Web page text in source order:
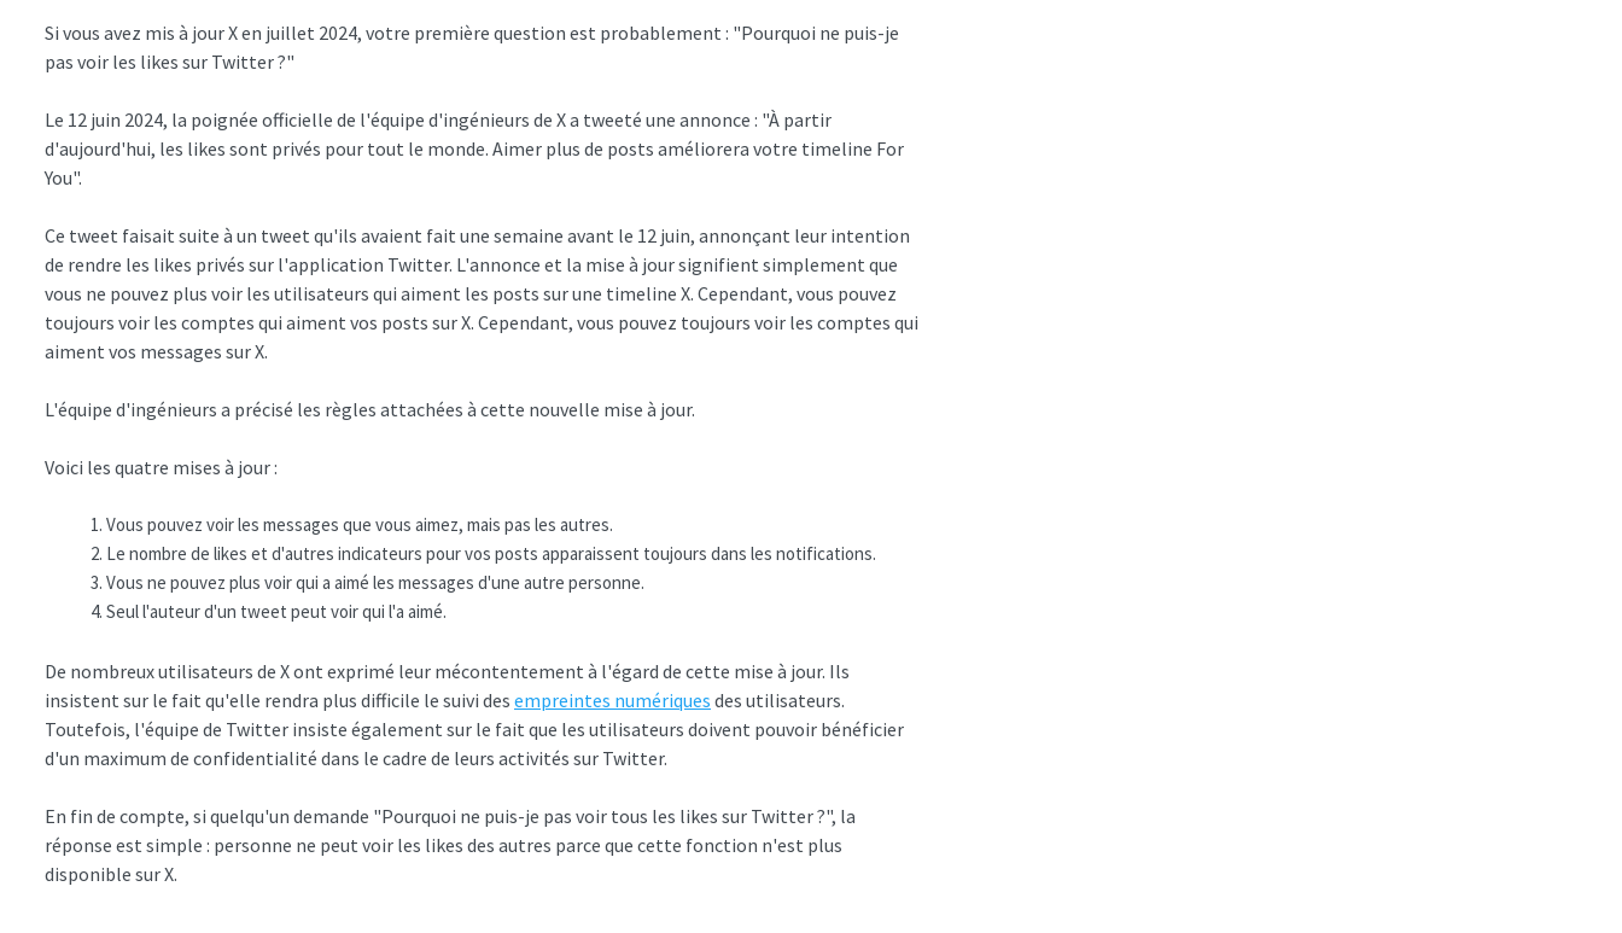
Si vous avez mis à jour X en juillet 2024, votre première question est probablement : "Pourquoi ne puis-je
pas voir les likes sur Twitter ?"
Le 12 juin 2024, la poignée officielle de l'équipe d'ingénieurs de X a tweeté une annonce : "À partir
d'aujourd'hui, les likes sont privés pour tout le monde. Aimer plus de posts améliorera votre timeline For
You".
Ce tweet faisait suite à un tweet qu'ils avaient fait une semaine avant le 12 juin, annonçant leur intention
de rendre les likes privés sur l'application Twitter. L'annonce et la mise à jour signifient simplement que
vous ne pouvez plus voir les utilisateurs qui aiment les posts sur une timeline X. Cependant, vous pouvez
toujours voir les comptes qui aiment vos posts sur X. Cependant, vous pouvez toujours voir les comptes qui
aiment vos messages sur X.
L'équipe d'ingénieurs a précisé les règles attachées à cette nouvelle mise à jour.
Voici les quatre mises à jour :
Vous pouvez voir les messages que vous aimez, mais pas les autres.
Le nombre de likes et d'autres indicateurs pour vos posts apparaissent toujours dans les notifications.
Vous ne pouvez plus voir qui a aimé les messages d'une autre personne.
Seul l'auteur d'un tweet peut voir qui l'a aimé.
De nombreux utilisateurs de X ont exprimé leur mécontentement à l'égard de cette mise à jour. Ils
insistent sur le fait qu'elle rendra plus difficile le suivi des empreintes numériques des utilisateurs.
Toutefois, l'équipe de Twitter insiste également sur le fait que les utilisateurs doivent pouvoir bénéficier
d'un maximum de confidentialité dans le cadre de leurs activités sur Twitter.
En fin de compte, si quelqu'un demande "Pourquoi ne puis-je pas voir tous les likes sur Twitter ?", la
réponse est simple : personne ne peut voir les likes des autres parce que cette fonction n'est plus
disponible sur X.